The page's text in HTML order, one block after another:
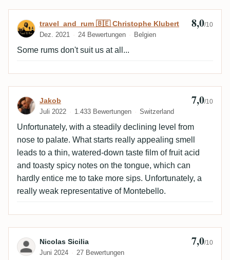
Bewertung von travel_and_rum 🇧🇪
travel_and_rum 🇧🇪 Christophe Klubert
Dez. 2021 24 Bewertungen Belgien
8,0/10
Some rums don't suit us at all...
Bewertung von Jakob
Jakob
Juli 2022 1.433 Bewertungen Switzerland
7,0/10
Unfortunately, with a steadily declining level from
nose to palate. What starts really appealing smell
leads to a thin, watered-down taste film of fruit acid
and toasty spicy notes on the tongue, which can
hardly entice me to take more sips. Unfortunately, a
really weak representative of Montebello.
Bewertung von Nicolas Sicilia
Nicolas Sicilia
Juni 2024 27 Bewertungen
7,0/10